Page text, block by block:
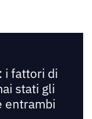
i fattori di
stati gli
entrambi